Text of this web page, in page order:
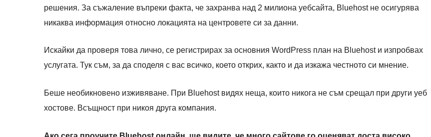
решения. За съжаление въпреки факта, че захранва над 2 милиона уебсайта, Bluehost не осигурява
никаква информация относно локацията на центровете си за данни.
Искайки да проверя това лично, се регистрирах за основния WordPress план на Bluehost и изпробвах
услугата. Тук съм, за да споделя с вас всичко, което открих, както и да изкажа честното си мнение.
Беше необикновено изживяване. При Bluehost видях неща, които никога не съм срещал при други уеб
хостове. Всъщност при никоя друга компания.